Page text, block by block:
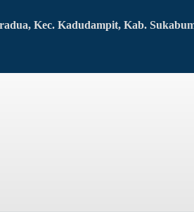
Kec. Kadudampit, Kab.